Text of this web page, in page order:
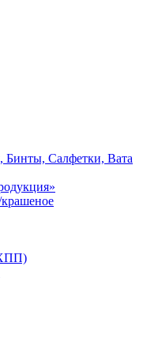
Бинты, Салфетки, Вата